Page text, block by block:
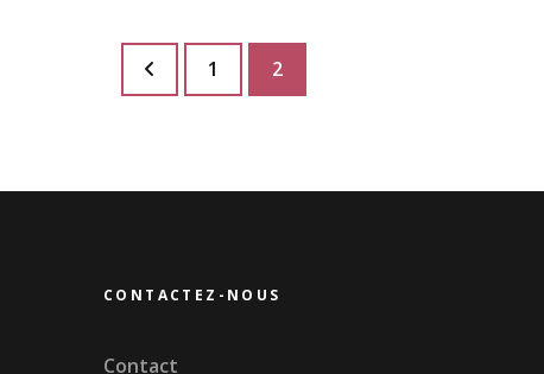
Pagination
des Page
1 Page
2
CONTACTEZ-NOUS
Contact